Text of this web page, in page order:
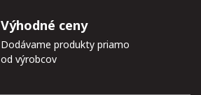
Výhodné ceny
Dodávame produkty priamo
od výrobcov